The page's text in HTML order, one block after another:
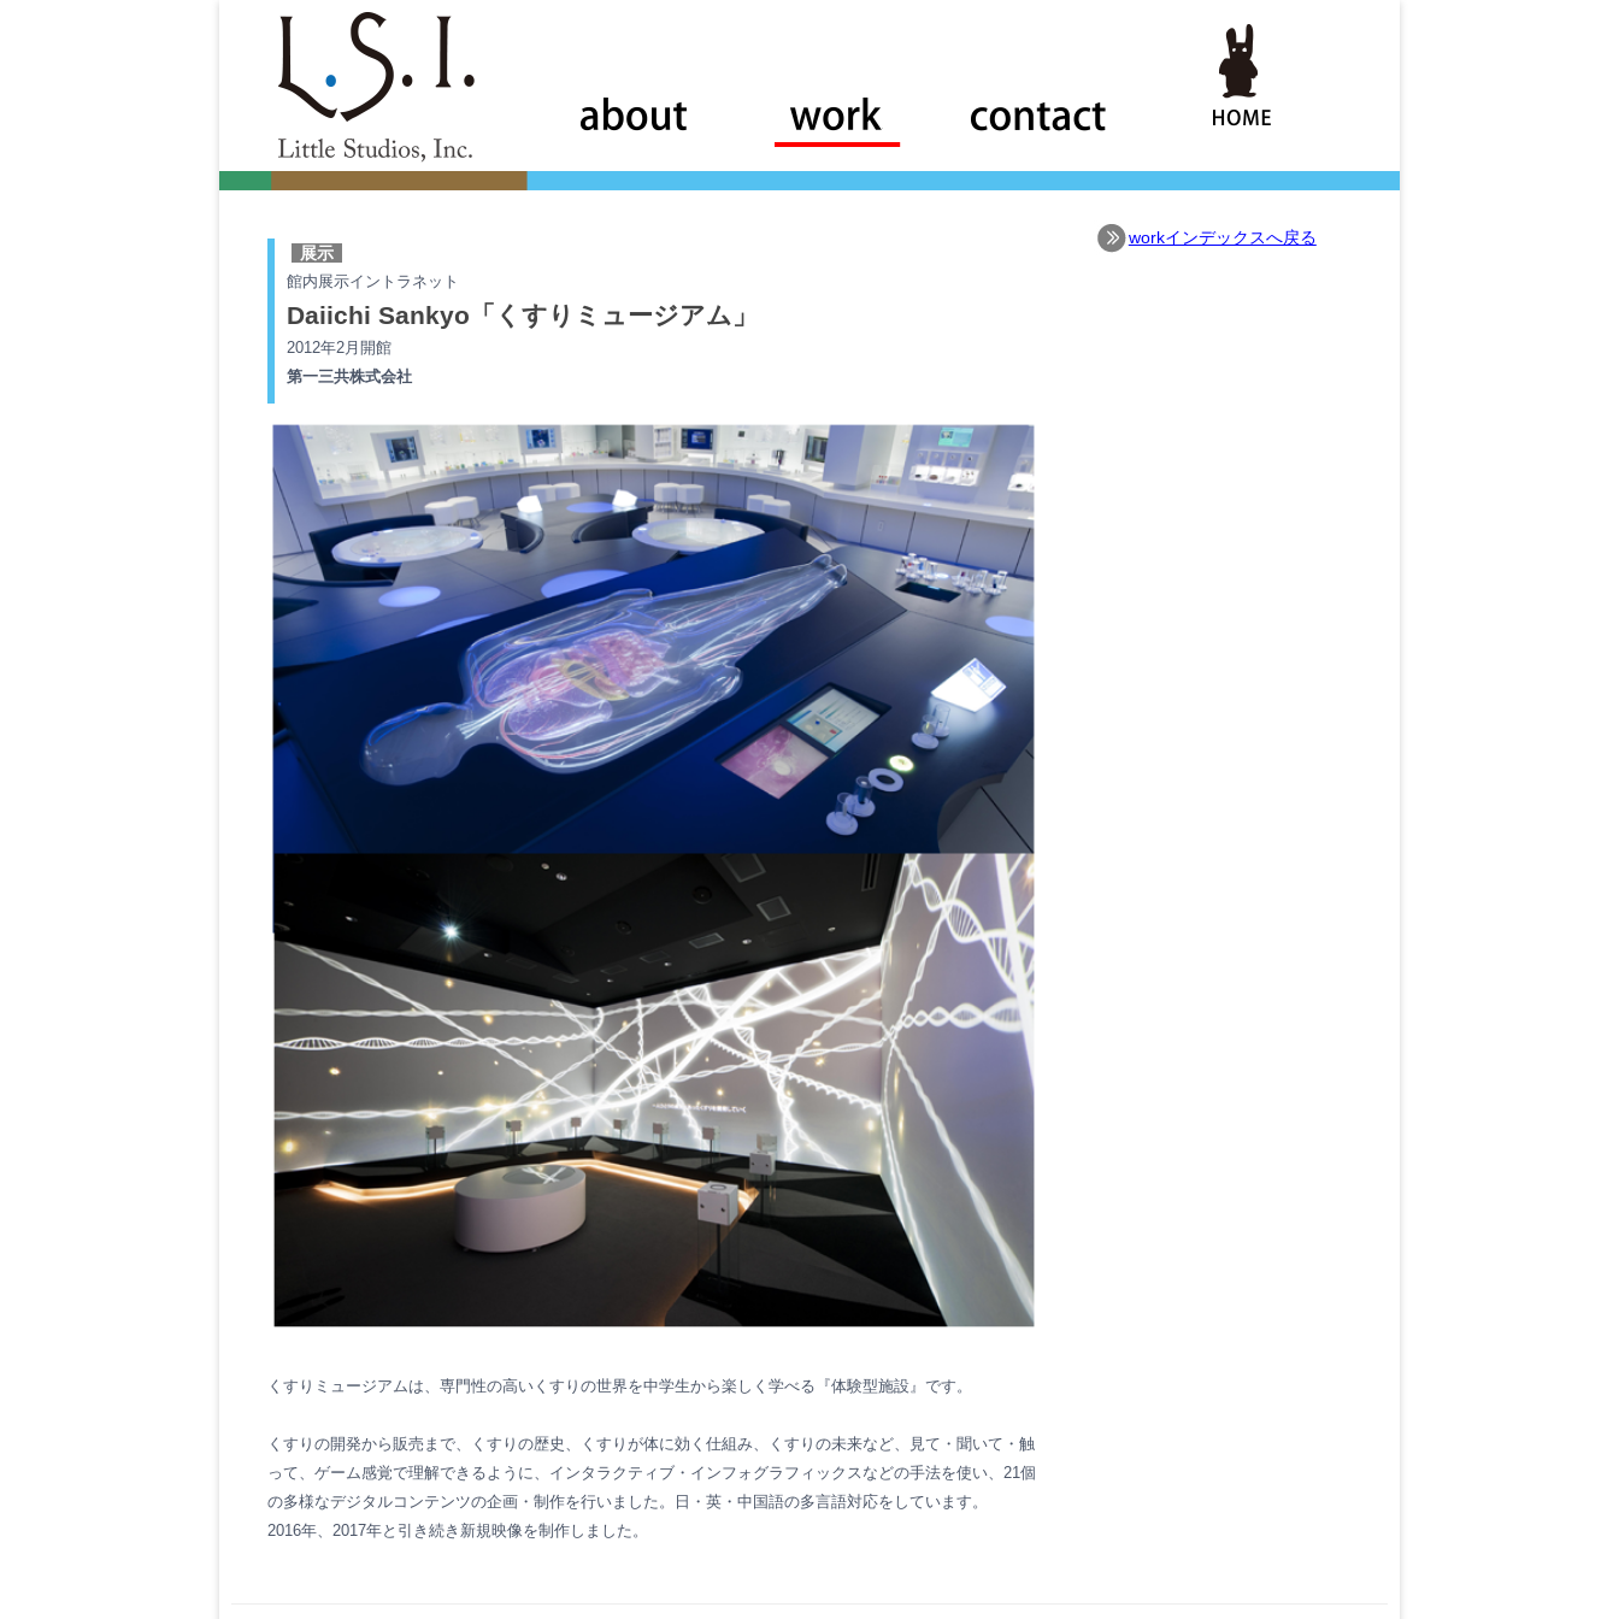
展示
館内展示イントラネット
Daiichi Sankyo「くすりミュージアム」
2012年2月開館
第一三共株式会社
くすりミュージアムは、専門性の高いくすりの世界を中学生から楽しく学べる『体験型施設』です。
くすりの開発から販売まで、くすりの歴史、くすりが体に効く仕組み、くすりの未来など、見て・聞いて・触
って、ゲーム感覚で理解できるように、インタラクティブ・インフォグラフィックスなどの手法を使い、21個
の多様なデジタルコンテンツの企画・制作を行いました。日・英・中国語の多言語対応をしています。
2016年、2017年と引き続き新規映像を制作しました。
workインデックスへ戻る